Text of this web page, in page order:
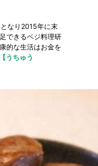
なり2015年に末
できるベジ料理研
的な生活はお金を
【うちゅう